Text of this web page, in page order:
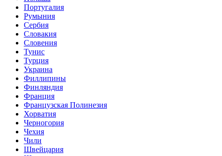
Португалия
Румыния
Сербия
Словакия
Словения
Тунис
Турция
Украина
Филлипины
Финляндия
Франция
Французская Полинезия
Хорватия
Черногория
Чехия
Чили
Швейцария